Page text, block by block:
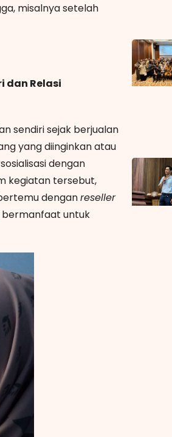
misalnya setelah
dan Relasi
sendiri sejak berjualan
yang diinginkan atau
dengan
kegiatan tersebut,
denganreseller
bermanfaat untuk